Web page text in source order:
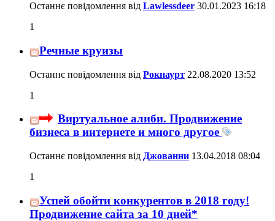
Останнє повідомлення від Lawlessdeer 30.01.2023 16:18
1
Речные круизы
Останнє повідомлення від Рокнаурт 22.08.2020 13:52
1
Виртуальное алиби. Продвижение
бизнеса в интернете и много другое
Останнє повідомлення від Джованни 13.04.2018 08:04
1
Успей обойти конкурентов в 2018 году!
Продвижение сайта за 10 дней*